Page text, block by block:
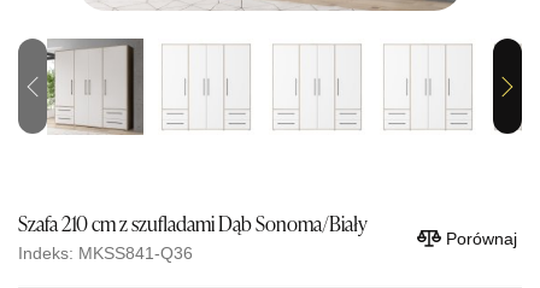
Previous Next
Szafa 210 cm z szufladami Dąb Sonoma/Biały
Indeks: MKSS841-Q36
Porównaj